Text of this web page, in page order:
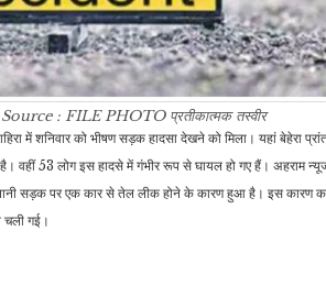
: FILE PHOTO प्रतीकात्मक तस्वीर
में शनिवार को भीषण सड़क हादसा देखने को मिला। यहां बेहेरा
53 लोग इस हादसे में गंभीर रूप से घायल हो गए हैं। अहराम न्यूज
सड़क पर एक कार से तेल लीक होने के कारण हुआ है। इस कारण
चली गई।
जीवन शैली
ज़िद्दी से ज़िद्दी
जाएगा साफ, बस
ये…
राजनीति
व्यापार
सरकार ने कच्चे तेल पर घटाया
विंडफॉल टैक्स, इन कंपनियों
को…